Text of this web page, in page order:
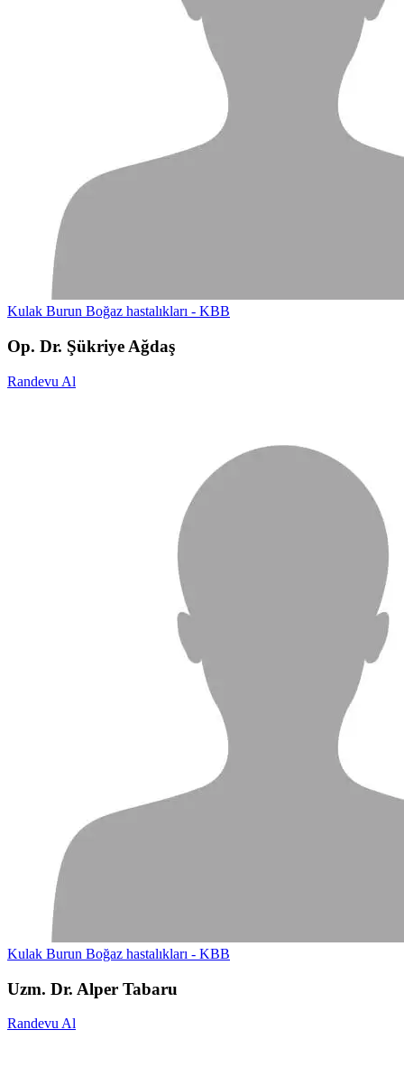
Kulak Burun Boğaz hastalıkları - KBB
Op. Dr. Şükriye Ağdaş
Randevu Al
Kulak Burun Boğaz hastalıkları - KBB
Uzm. Dr. Alper Tabaru
Randevu Al